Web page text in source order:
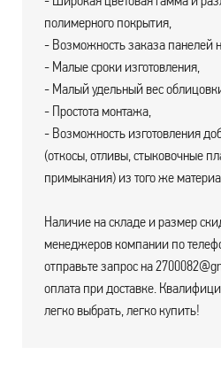
полимерного покрытия,
- Возможность заказа панелей
- Малые сроки изготовления,
- Малый удельный вес
- Простота монтажа,
- Возможность изготовления
(откосы, отливы, стыковочные
примыкания) из того же
Наличие на складе и размер
менеджеров компании по
отправьте запрос на
оплата при доставке.
легко выбрать, легко купить!